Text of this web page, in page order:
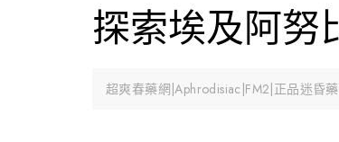
探索埃及阿努
超爽春藥網|Aphrodisiac|FM2|正品迷昏